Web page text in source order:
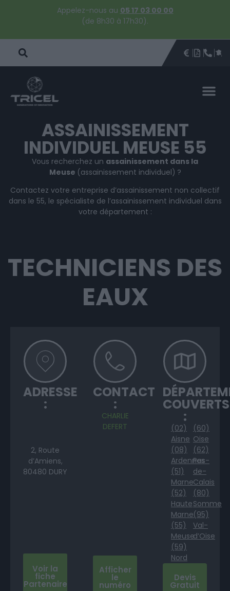
Appelez-nous au 05 17 03 00 00
(de 8h30 à 17h30).
DEVISÊTRE
ASSAINISSEMENT
INDIVIDUEL MEUSE 55
Vous recherchez un assainissement dans la
Meuse (assainissement individuel) ?
Contactez votre entreprise d’assainissement non collectif
dans le 55, le spécialiste de l’assainissement individuel dans
votre département :
TECHNICIENS DES
EAUX
ADRESSE
:
2, Route
d’Amiens,
80480 DURY
Voir la
fiche
Partenaire
CONTACT
:
CHARLIE
DEFERT
Afficher
le
numéro
COUVERTS
:
(02)
Aisne
(08)
Ardennes
(51)
Marne
(52)
Haute
Marne
(55)
Meuse
(59)
Nord
(60)
Oise
(62)
Pas-
de-
Calais
(80)
Somme
(95)
Val-
d’Oise
Devis
Gratuit